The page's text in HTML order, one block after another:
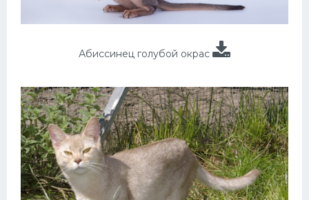
Абиссинец голубой окрас